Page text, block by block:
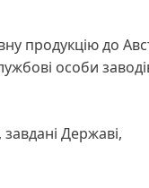
продукцію до
особи
Державі,